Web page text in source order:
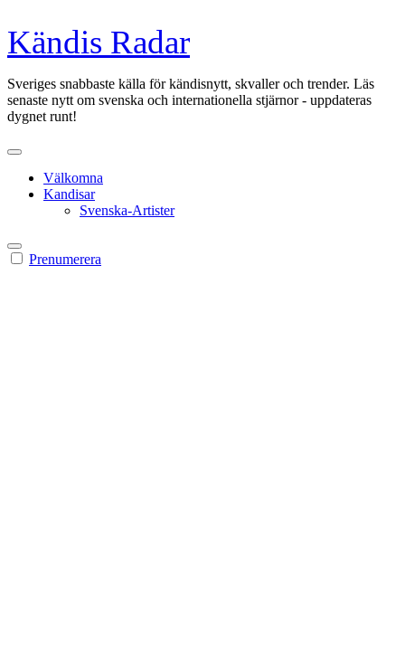
Kändis Radar
Sveriges snabbaste källa för kändisnytt, skvaller och trender. Läs
senaste nytt om svenska och internationella stjärnor - uppdateras
dygnet runt!
Välkomna
Kandisar
Svenska-Artister
Prenumerera